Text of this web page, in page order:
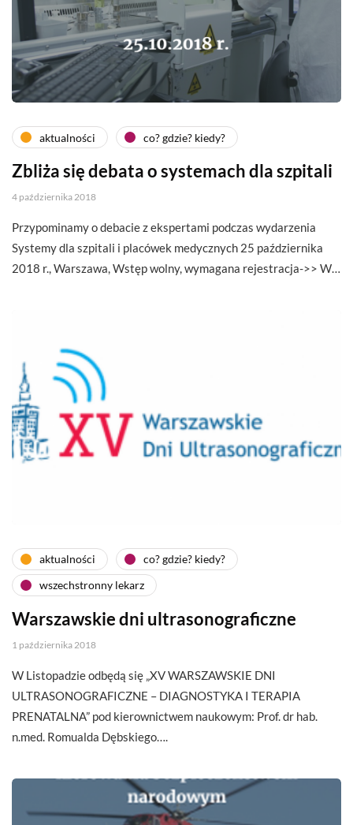
aktualności co? gdzie? kiedy?
Zbliża się debata o systemach dla szpitali
4 października 2018
Przypominamy o debacie z ekspertami podczas wydarzenia
Systemy dla szpitali i placówek medycznych 25 października
2018 r., Warszawa, Wstęp wolny, wymagana rejestracja->> W…
aktualności
co? gdzie? kiedy?
wszechstronny lekarz
Warszawskie dni ultrasonograficzne
1 października 2018
W Listopadzie odbędą się „XV WARSZAWSKIE DNI
ULTRASONOGRAFICZNE – DIAGNOSTYKA I TERAPIA
PRENATALNA” pod kierownictwem naukowym: Prof. dr hab.
n.med. Romualda Dębskiego….